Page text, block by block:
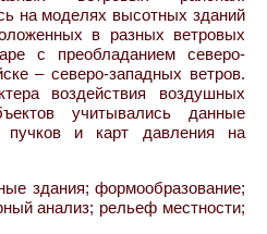
на моделях высотных зданий
в разных ветровых
с преобладанием северо-
– северо-западных ветров.
воздействия воздушных
учитывались данные
пучков и карт давления на
здания; формообразование;
анализ; рельеф местности;